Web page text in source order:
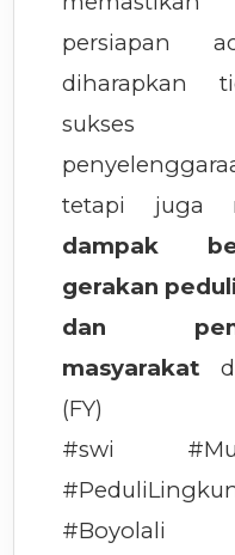
persiapan
diharapkan
sukses
tetapi juga
dampak
gerakan
dan
masyarakat
(FY)
#swi
#Boyolali